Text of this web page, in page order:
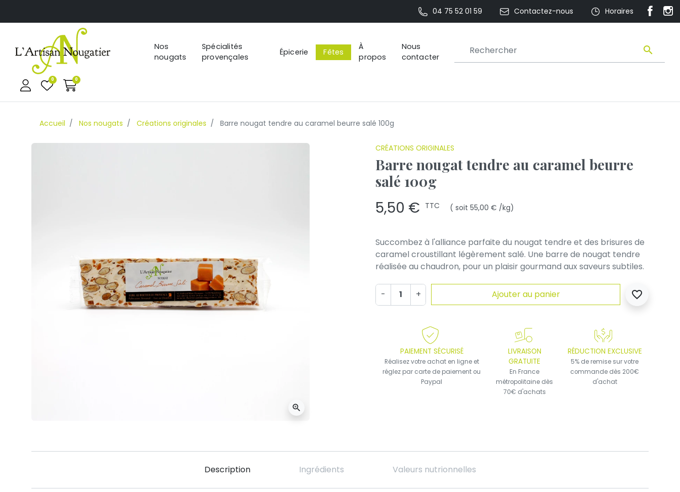
04 75 52 01 59 Contactez-nous Horaires
Nos
nougats
Spécialités
provençales
Épicerie Fêtes
À
propos
Nous
contacter
search
0 0
Accueil Nos nougats Créations originales Barre nougat tendre au caramel beurre salé 100g
zoom_in
CRÉATIONS ORIGINALES
Barre nougat tendre au caramel beurre
salé 100g
5,50 € TTC ( soit 55,00 € /kg)
Succombez à l'alliance parfaite du nougat tendre et des brisures de
caramel croustillant légèrement salé. Une barre de nougat tendre
réalisée au chaudron, pour un plaisir gourmand aux saveurs subtiles.
- + Ajouter au panier favorite_border
PAIEMENT SÉCURISÉ
Réalisez votre achat en ligne et
réglez par carte de paiement ou
Paypal
LIVRAISON
GRATUITE
En France
métropolitaine dès
70€ d'achats
RÉDUCTION EXCLUSIVE
5% de remise sur votre
commande dès 200€
d'achat
Description Ingrédients Valeurs nutrionnelles